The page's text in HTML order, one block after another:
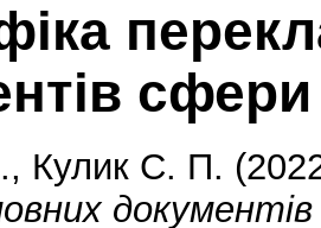
, Кулик С. П.